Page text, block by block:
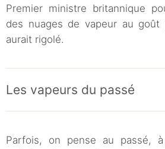
Premier ministre britannique
des nuages de vapeur au goût
aurait rigolé.
Les vapeurs du passé
Parfois, on pense au passé,